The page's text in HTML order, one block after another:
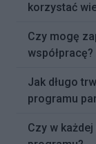
korzystać
Czy mogę
współpracę?
Jak długo
programu
Czy w